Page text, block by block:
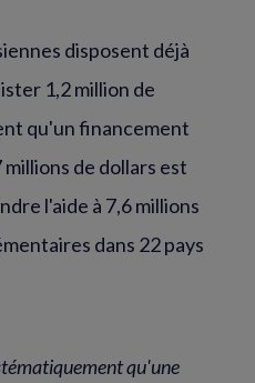
disposent déjà
1,2 million de
qu'un financement
de dollars est
l'aide à 7,6 millions
dans 22 pays
qu'une